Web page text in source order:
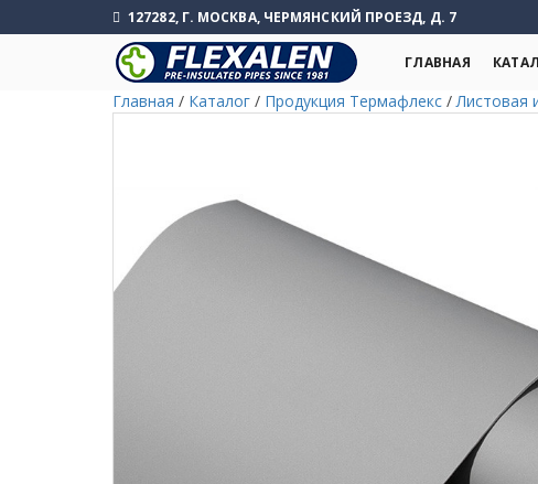
127282, Г. МОСКВА, ЧЕРМЯНСКИЙ ПРОЕЗД, Д. 7
ГЛАВНАЯ
Главная / Каталог / Продукция Термафлекс /Листовая